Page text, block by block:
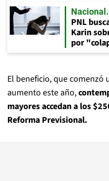
Nacional
PNL
Karin
por
El beneficio, que comenzó
aumento este año,
mayores accedan a los
Reforma Previsional.